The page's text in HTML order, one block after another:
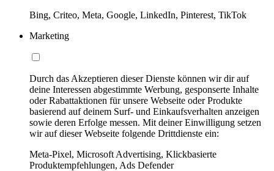
Bing, Criteo, Meta, Google, LinkedIn, Pinterest, TikTok
Marketing
Durch das Akzeptieren dieser Dienste können wir dir auf
deine Interessen abgestimmte Werbung, gesponserte Inhalte
oder Rabattaktionen für unsere Webseite oder Produkte
basierend auf deinem Surf- und Einkaufsverhalten anzeigen
sowie deren Erfolge messen. Mit deiner Einwilligung setzen
wir auf dieser Webseite folgende Drittdienste ein:
Meta-Pixel, Microsoft Advertising, Klickbasierte
Produktempfehlungen, Ads Defender